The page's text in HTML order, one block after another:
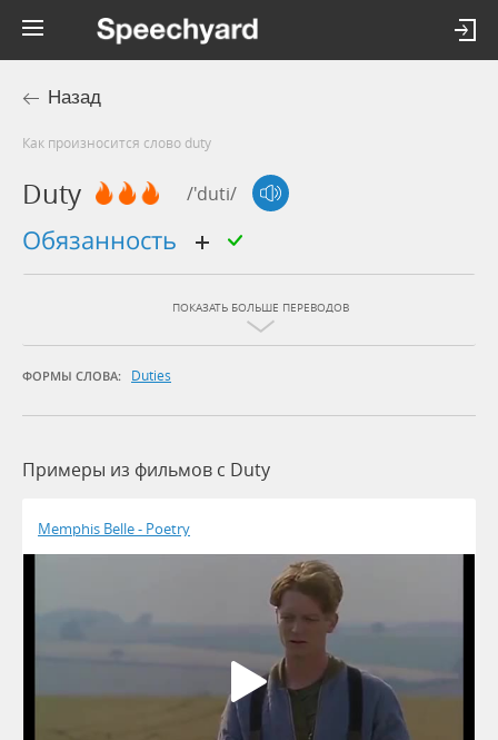
Назад
Как произносится слово duty
Duty /'duti/
обязанность
ПОКАЗАТЬ БОЛЬШЕ ПЕРЕВОДОВ
ФОРМЫ СЛОВА: Duties
Примеры из фильмов c Duty
Memphis Belle - Poetry